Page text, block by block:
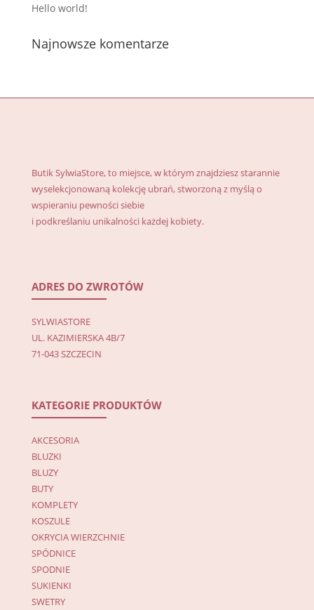
Hello world!
Najnowsze komentarze
Butik SylwiaStore, to miejsce, w którym znajdziesz starannie
wyselekcjonowaną kolekcję ubrań, stworzoną z myślą o
wspieraniu pewności siebie
i podkreślaniu unikalności każdej kobiety.
ADRES DO ZWROTÓW
SYLWIASTORE
UL. KAZIMIERSKA 4B/7
71-043 SZCZECIN
KATEGORIE PRODUKTÓW
AKCESORIA
BLUZKI
BLUZY
BUTY
KOMPLETY
KOSZULE
OKRYCIA WIERZCHNIE
SPÓDNICE
SPODNIE
SUKIENKI
SWETRY